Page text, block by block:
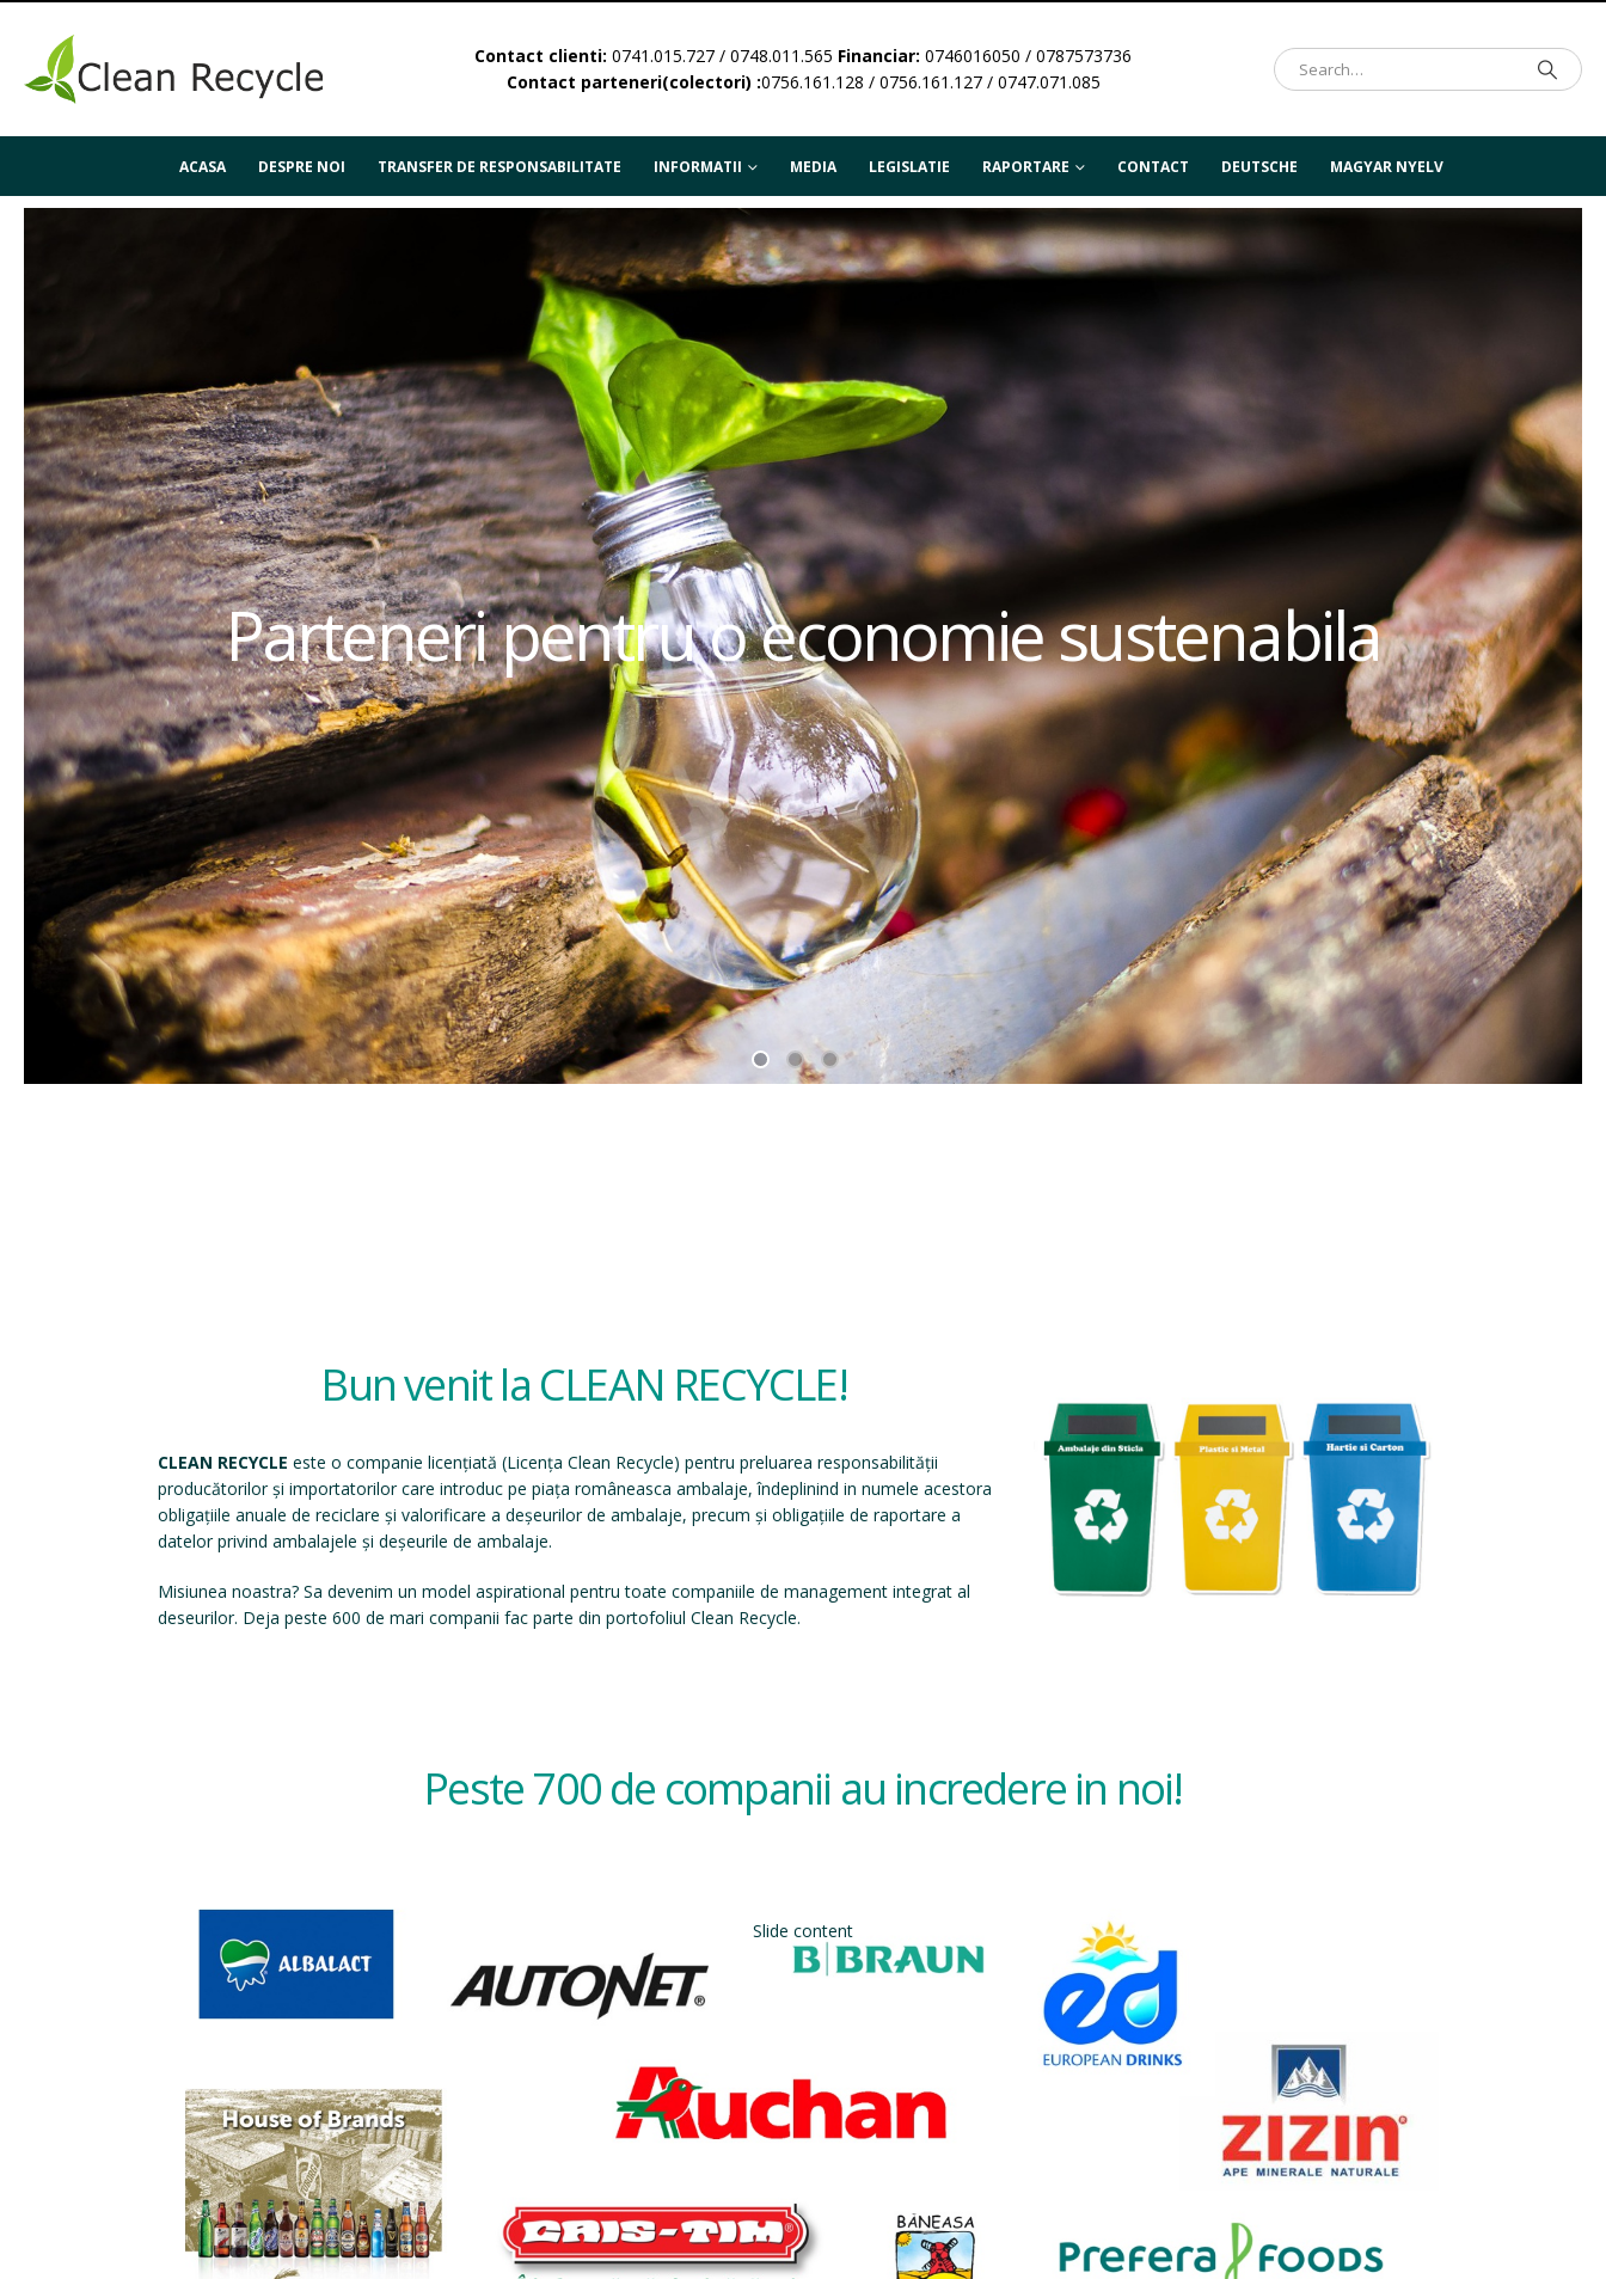
Contact clienti: 0741.015.727 / 0748.011.565 Financiar: 0746016050 / 0787573736
Contact parteneri(colectori) :0756.161.128 / 0756.161.127 / 0747.071.085
ACASA DESPRE NOI TRANSFER DE RESPONSABILITATE INFORMATII MEDIA LEGISLATIE RAPORTARE CONTACT DEUTSCHE MAGYAR NYELV
Parteneri pentru o economie sustenabila
Bun venit la CLEAN RECYCLE!
CLEAN RECYCLE este o companie licențiată (Licența Clean Recycle) pentru preluarea responsabilității
producătorilor și importatorilor care introduc pe piața româneasca ambalaje, îndeplinind in numele acestora
obligațiile anuale de reciclare și valorificare a deșeurilor de ambalaje, precum și obligațiile de raportare a
datelor privind ambalajele și deșeurile de ambalaje.
Misiunea noastra? Sa devenim un model aspirational pentru toate companiile de management integrat al
deseurilor. Deja peste 600 de mari companii fac parte din portofoliul Clean Recycle.
Peste 700 de companii au incredere in noi!
Slide content